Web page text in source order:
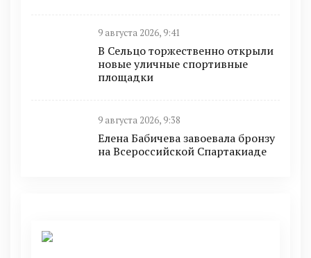
9 августа 2026, 9:41
В Сельцо торжественно открыли
новые уличные спортивные
площадки
9 августа 2026, 9:38
Елена Бабичева завоевала бронзу
на Всероссийской Спартакиаде